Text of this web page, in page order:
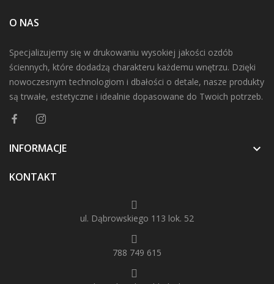
O NAS
Specjalizujemy się w drukowaniu wysokiej jakości ozdób
ściennych, które dodadzą charakteru każdemu wnętrzu. Dzięki
nowoczesnym technologiom i dbałości o detale, nasze produkty
są trwałe, estetyczne i idealnie dopasowane do Twoich potrzeb.
INFORMACJE 
KONTAKT
ul. Dąbrowskiego 113 lok. 52
788 749 615